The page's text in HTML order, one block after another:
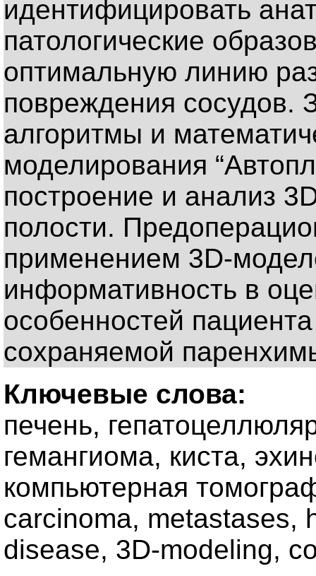
идентифицировать
патологические
оптимальную линию
повреждения сосудов.
алгоритмы и
моделирования
построение и анализ
полости.
применением 3D-
информативность в
особенностей
сохраняемой
Ключевые слова:
печень,
гемангиома, киста,
компьютерная
carcinoma, metastases,
disease, 3D-modeling,